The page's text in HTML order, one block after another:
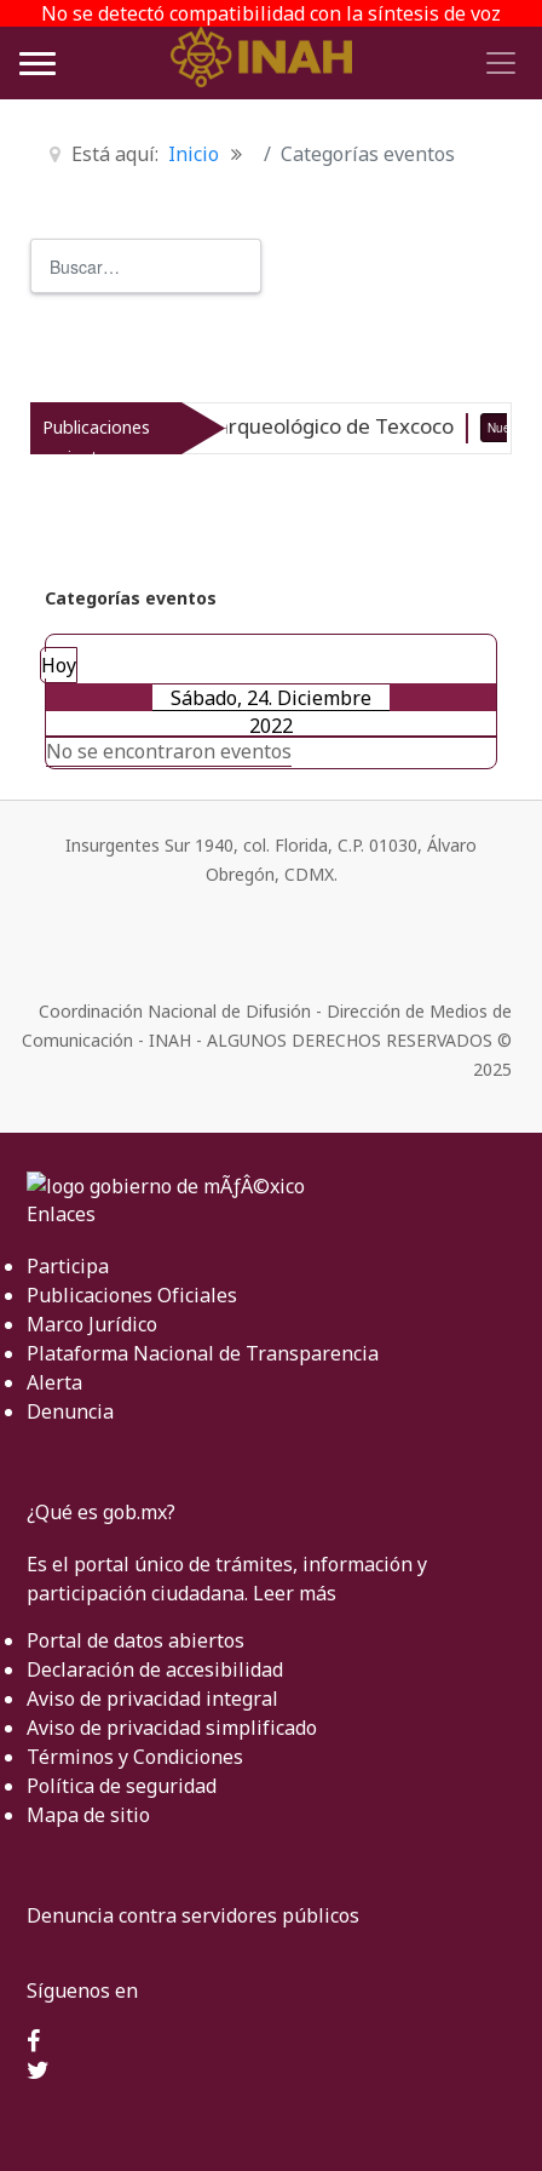
No se detectó compatibilidad con la síntesis de voz
Está aquí: Inicio Categorías eventos
Publicaciones
recientes
el patrimonio arqueológico de Texcoco Nuevo
Categorías eventos
Hoy
Sábado, 24. Diciembre
2022
No se encontraron eventos
Insurgentes Sur 1940, col. Florida, C.P. 01030, Álvaro
Obregón, CDMX.
Coordinación Nacional de Difusión - Dirección de Medios de
Comunicación - INAH - ALGUNOS DERECHOS RESERVADOS ©
2025
Enlaces
Participa
Publicaciones Oficiales
Marco Jurídico
Plataforma Nacional de Transparencia
Alerta
Denuncia
¿Qué es gob.mx?
Es el portal único de trámites, información y
participación ciudadana. Leer más
Portal de datos abiertos
Declaración de accesibilidad
Aviso de privacidad integral
Aviso de privacidad simplificado
Términos y Condiciones
Política de seguridad
Mapa de sitio
Denuncia contra servidores públicos
Síguenos en